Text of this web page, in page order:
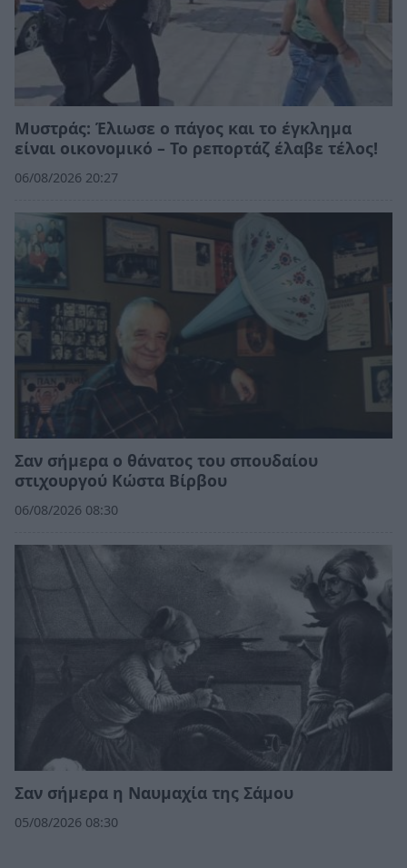
Μυστράς: Έλιωσε ο πάγος και το έγκλημα
είναι οικονομικό – Το ρεπορτάζ έλαβε τέλος!
06/08/2026 20:27
Σαν σήμερα ο θάνατος του σπουδαίου
στιχουργού Κώστα Βίρβου
06/08/2026 08:30
Σαν σήμερα η Ναυμαχία της Σάμου
05/08/2026 08:30